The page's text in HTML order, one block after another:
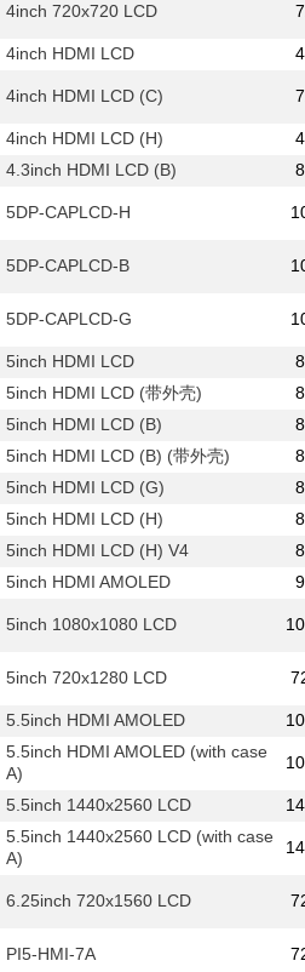
4inch 720x720 LCD
4inch HDMI LCD
4inch HDMI LCD (C)
4inch HDMI LCD (H)
4.3inch HDMI LCD (B)
5DP-CAPLCD-H
5DP-CAPLCD-B
5DP-CAPLCD-G
5inch HDMI LCD
5inch HDMI LCD (带外壳)
5inch HDMI LCD (B)
5inch HDMI LCD (B) (带外壳)
5inch HDMI LCD (G)
5inch HDMI LCD (H)
5inch HDMI LCD (H) V4
5inch HDMI AMOLED
5inch 1080x1080 LCD
5inch 720x1280 LCD
5.5inch HDMI AMOLED
5.5inch HDMI AMOLED (with case
A)
5.5inch 1440x2560 LCD
5.5inch 1440x2560 LCD (with case
A)
6.25inch 720x1560 LCD
PI5-HMI-7A